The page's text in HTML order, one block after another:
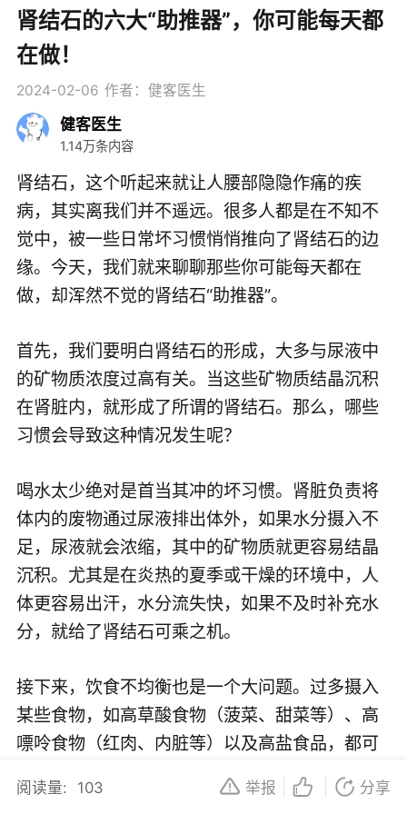
肾结石的六大“助推器”，你可能每天都
在做！
2024-02-06 作者：健客医生
健客医生
1.14万条内容
肾结石，这个听起来就让人腰部隐隐作痛的疾
病，其实离我们并不遥远。很多人都是在不知不
觉中，被一些日常坏习惯悄悄推向了肾结石的边
缘。今天，我们就来聊聊那些你可能每天都在
做，却浑然不觉的肾结石“助推器”。
首先，我们要明白肾结石的形成，大多与尿液中
的矿物质浓度过高有关。当这些矿物质结晶沉积
在肾脏内，就形成了所谓的肾结石。那么，哪些
习惯会导致这种情况发生呢？
喝水太少绝对是首当其冲的坏习惯。肾脏负责将
体内的废物通过尿液排出体外，如果水分摄入不
足，尿液就会浓缩，其中的矿物质就更容易结晶
沉积。尤其是在炎热的夏季或干燥的环境中，人
体更容易出汗，水分流失快，如果不及时补充水
分，就给了肾结石可乘之机。
接下来，饮食不均衡也是一个大问题。过多摄入
某些食物，如高草酸食物（菠菜、甜菜等）、高
嘌呤食物（红肉、内脏等）以及高盐食品，都可
能增加尿液中特定矿物质的含量，从而诱发肾结
石。反之，缺乏足够的钙质摄入也可能导致草酸
阅读量: 103 举报 分享